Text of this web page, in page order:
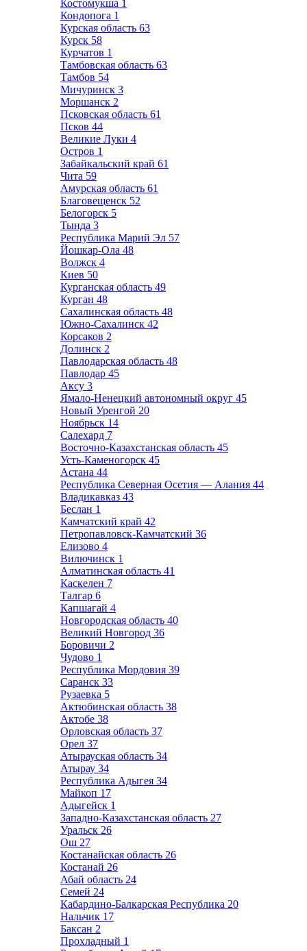
Костомукша 1
Кондопога 1
Курская область 63
Курск 58
Курчатов 1
Тамбовская область 63
Тамбов 54
Мичуринск 3
Моршанск 2
Псковская область 61
Псков 44
Великие Луки 4
Остров 1
Забайкальский край 61
Чита 59
Амурская область 61
Благовещенск 52
Белогорск 5
Тында 3
Республика Марий Эл 57
Йошкар-Ола 48
Волжск 4
Киев 50
Курганская область 49
Курган 48
Сахалинская область 48
Южно-Сахалинск 42
Корсаков 2
Долинск 2
Павлодарская область 48
Павлодар 45
Аксу 3
Ямало-Ненецкий автономный округ 45
Новый Уренгой 20
Ноябрьск 14
Салехард 7
Восточно-Казахстанская область 45
Усть-Каменогорск 45
Астана 44
Республика Северная Осетия — Алания 44
Владикавказ 43
Беслан 1
Камчатский край 42
Петропавловск-Камчатский 36
Елизово 4
Вилючинск 1
Алматинская область 41
Каскелен 7
Талгар 6
Капшагай 4
Новгородская область 40
Великий Новгород 36
Боровичи 2
Чудово 1
Республика Мордовия 39
Саранск 33
Рузаевка 5
Актюбинская область 38
Актобе 38
Орловская область 37
Орел 37
Атырауская область 34
Атырау 34
Республика Адыгея 34
Майкоп 17
Адыгейск 1
Западно-Казахстанская область 27
Уральск 26
Ош 27
Костанайская область 26
Костанай 26
Абай область 24
Семей 24
Кабардино-Балкарская Республика 20
Нальчик 17
Баксан 2
Прохладный 1